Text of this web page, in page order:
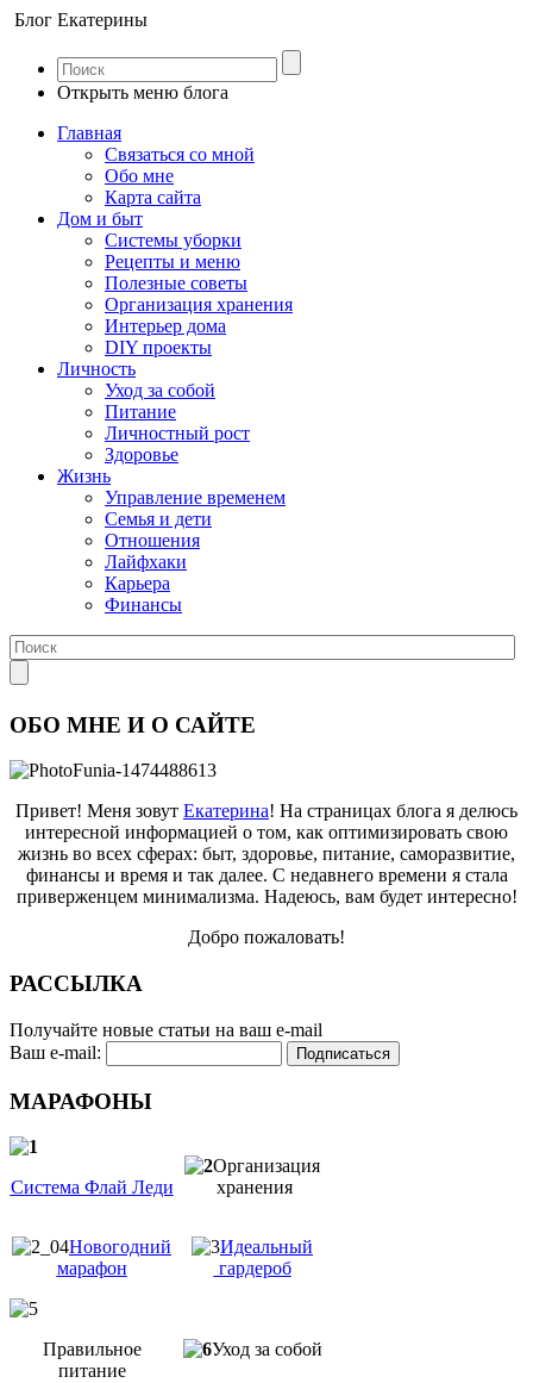
Блог Екатерины
Открыть меню блога
Главная
Связаться со мной
Обо мне
Карта сайта
Дом и быт
Системы уборки
Рецепты и меню
Полезные советы
Организация хранения
Интерьер дома
DIY проекты
Личность
Уход за собой
Питание
Личностный рост
Здоровье
Жизнь
Управление временем
Семья и дети
Отношения
Лайфхаки
Карьера
Финансы
ОБО МНЕ И О САЙТЕ
Привет! Меня зовут Екатерина! На страницах блога я делюсь
интересной информацией о том, как оптимизировать свою
жизнь во всех сферах: быт, здоровье, питание, саморазвитие,
финансы и время и так далее. С недавнего времени я стала
приверженцем минимализма. Надеюсь, вам будет интересно!
Добро пожаловать!
РАССЫЛКА
Получайте новые статьи на ваш e-mail
Ваш e-mail:
МАРАФОНЫ
Система Флай Леди
Организация
хранения
Новогодний
марафон
Идеальный
гардероб
Правильное
питание
Уход за собой